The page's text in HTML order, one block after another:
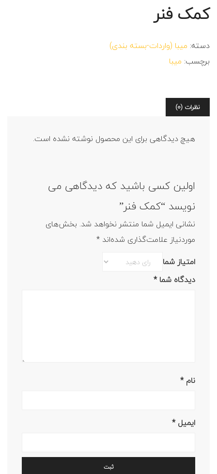
کمک فنر
دسته: میبا (واردات-بسته بندی)
برچسب: میبا
نظرات (0)
هیچ دیدگاهی برای این محصول نوشته نشده است.
اولین کسی باشید که دیدگاهی می
نویسد “کمک فنر”
نشانی ایمیل شما منتشر نخواهد شد. بخش‌های
موردنیاز علامت‌گذاری شده‌اند *
امتیاز شما